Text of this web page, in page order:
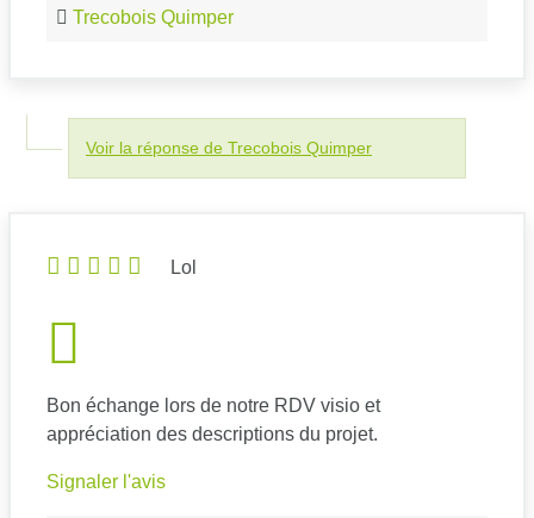
Trecobois Quimper
Voir la réponse de Trecobois Quimper
Lol
Bon échange lors de notre RDV visio et
appréciation des descriptions du projet.
Signaler l'avis